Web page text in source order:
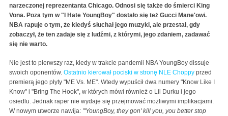
narzeczonej reprezentanta Chicago. Odnosi się także do śmierci King
Vona. Poza tym w "I Hate YoungBoy" dostało się też Gucci Mane'owi.
NBA rapuje o tym, że kiedyś słuchał jego muzyki, ale przestał, gdy
zobaczył, że ten zadaje się z ludźmi, z którymi, jego zdaniem, zadawać
się nie warto.
Nie jest to pierwszy raz, kiedy w trakcie pandemii NBA YoungBoy dissuje
swoich oponentów. Ostatnio kierował pociski w stronę NLE Choppy przed
premierą jego płyty "ME Vs. ME". Wtedy wypuścił dwa numery "Know Like I
Know" i "Bring The Hook", w których mówi również o Lil Durku i jego
osiedlu. Jednak raper nie wydaje się przejmować możliwymi implikacjami.
W nowym utworze nawija: "'YoungBoy, they gon' kill you, you better stop